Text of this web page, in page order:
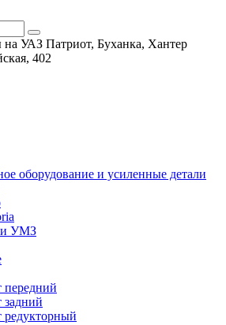
на УАЗ Патриот, Буханка, Хантер
402
оборудование и усиленные детали
УМЗ
передний
редукторный